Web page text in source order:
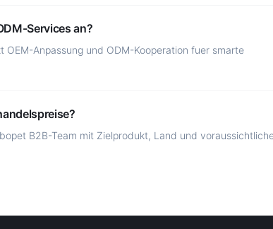
Services an?
Anpassung und ODM-Kooperation fuer smarte
B2B-Team mit Zielprodukt, Land und